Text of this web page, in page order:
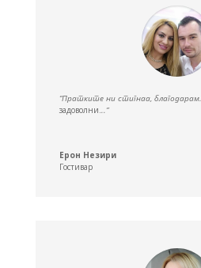
“Пратките ни стигнаа, благодарам…
задоволни.
..”
Ерон Незири
Гостивар